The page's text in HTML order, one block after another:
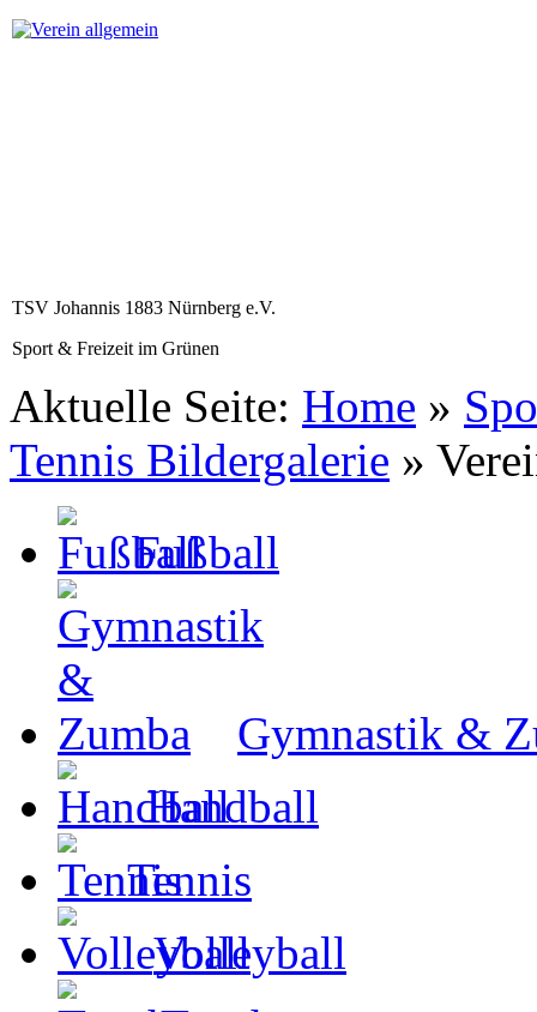
TSV Johannis 1883 Nürnberg e.V.
Sport & Freizeit im Grünen
Aktuelle Seite: Home »
Tennis Bildergalerie »
Fußball
Gymnastik &
Handball
Tennis
Volleyball